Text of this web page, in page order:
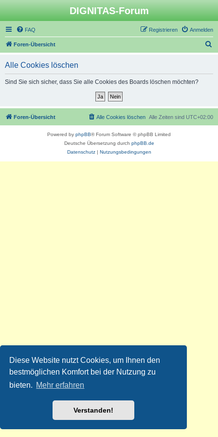
Diese Website nutzt Cookies, um Ihnen den
bestmöglichen Komfort bei der Nutzung zu
bieten. Mehr erfahren
Verstanden!
DIGNITAS-Forum
FAQ Anmelden
Registrieren
Foren-Übersicht
Alle Cookies löschen
Sind Sie sich sicher, dass Sie alle Cookies des Boards löschen möchten?
Foren-Übersicht Alle Zeiten sind UTC+02:00
Alle Cookies löschen
Powered by phpBB® Forum Software © phpBB Limited
Deutsche Übersetzung durch phpBB.de
Datenschutz| Nutzungsbedingungen